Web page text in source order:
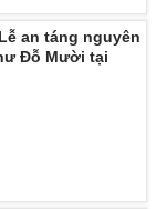
483/GP-BTTTT
Quốc Thắng,
932
an táng nguyên
Đỗ Mười tại